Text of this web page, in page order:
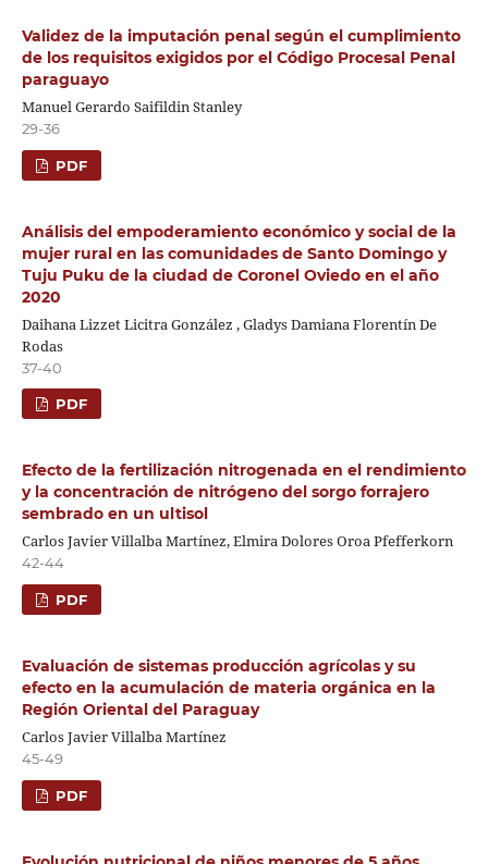
Validez de la imputación penal según el cumplimiento
de los requisitos exigidos por el Código Procesal Penal
paraguayo
Manuel Gerardo Saifildin Stanley
29-36
PDF
Análisis del empoderamiento económico y social de la
mujer rural en las comunidades de Santo Domingo y
Tuju Puku de la ciudad de Coronel Oviedo en el año
2020
Daihana Lizzet Licitra González , Gladys Damiana Florentín De
Rodas
37-40
PDF
Efecto de la fertilización nitrogenada en el rendimiento
y la concentración de nitrógeno del sorgo forrajero
sembrado en un ultisol
Carlos Javier Villalba Martínez, Elmira Dolores Oroa Pfefferkorn
42-44
PDF
Evaluación de sistemas producción agrícolas y su
efecto en la acumulación de materia orgánica en la
Región Oriental del Paraguay
Carlos Javier Villalba Martínez
45-49
PDF